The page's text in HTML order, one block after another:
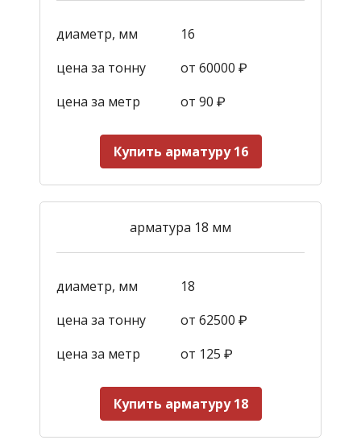
диаметр, мм
16
цена за тонну
от 60000 ₽
цена за метр
от 90 ₽
Купить арматуру 16
арматура 18 мм
диаметр, мм
18
цена за тонну
от 62500 ₽
цена за метр
от 125 ₽
Купить арматуру 18